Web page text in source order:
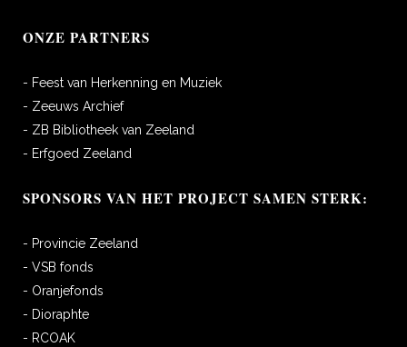
ONZE PARTNERS
- Feest van Herkenning en Muziek
- Zeeuws Archief
- ZB Bibliotheek van Zeeland
- Erfgoed Zeeland
SPONSORS VAN HET PROJECT SAMEN STERK:
- Provincie Zeeland
- VSB fonds
- Oranjefonds
- Dioraphte
- RCOAK